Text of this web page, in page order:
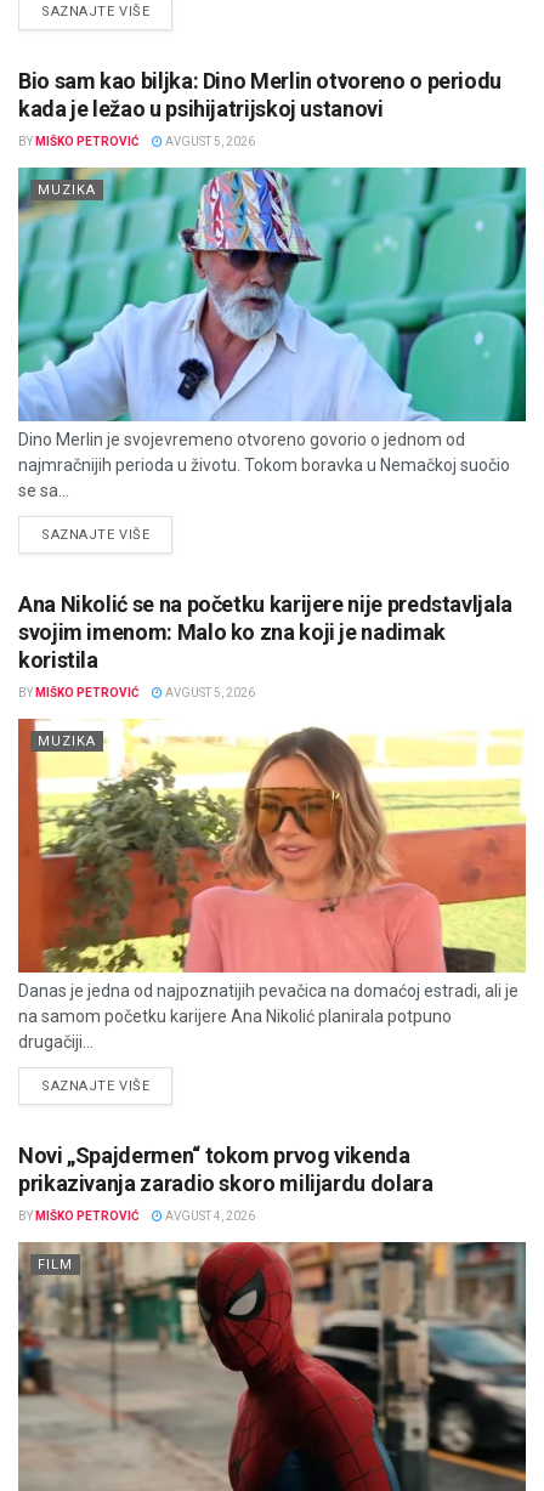
SAZNAJTE VIŠEDETAILS
Bio sam kao biljka: Dino Merlin otvoreno o periodu
kada je ležao u psihijatrijskoj ustanovi
BY MIŠKO PETROVIĆ AVGUST 5, 2026
MUZIKA
Dino Merlin je svojevremeno otvoreno govorio o jednom od
najmračnijih perioda u životu. Tokom boravka u Nemačkoj suočio
se sa...
SAZNAJTE VIŠEDETAILS
Ana Nikolić se na početku karijere nije predstavljala
svojim imenom: Malo ko zna koji je nadimak
koristila
BY MIŠKO PETROVIĆ AVGUST 5, 2026
MUZIKA
Danas je jedna od najpoznatijih pevačica na domaćoj estradi, ali je
na samom početku karijere Ana Nikolić planirala potpuno
drugačiji...
SAZNAJTE VIŠEDETAILS
Novi „Spajdermen“ tokom prvog vikenda
prikazivanja zaradio skoro milijardu dolara
BY MIŠKO PETROVIĆ AVGUST 4, 2026
FILM